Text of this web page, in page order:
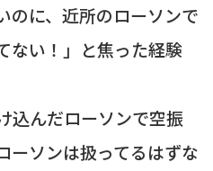
のに、近所のローソンで
ない！」と焦った経験
込んだローソンで空振
ーソンは扱ってるはずな